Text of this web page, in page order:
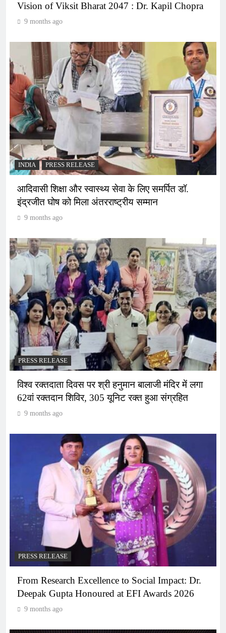
Vision of Viksit Bharat 2047 : Dr. Kapil Chopra
9 months ago
INDIA PRESS RELEASE
आदिवासी शिक्षा और स्वास्थ्य सेवा के लिए समर्पित डॉ.
इंद्रजीत घोष को मिला अंतरराष्ट्रीय सम्मान
9 months ago
PRESS RELEASE
विश्व रक्तदाता दिवस पर श्री हनुमान बालाजी मंदिर में लगा
62वां रक्तदान शिविर, 305 यूनिट रक्त हुआ संग्रहित
9 months ago
PRESS RELEASE
From Research Excellence to Social Impact: Dr.
Deepak Gupta Honoured at EFI Awards 2026
9 months ago